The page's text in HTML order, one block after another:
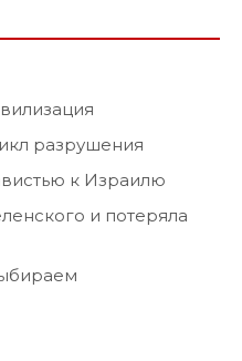
разрушения
к Израилю
и потеряла